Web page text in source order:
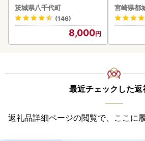
g x 1袋 白米 茨城県 八千代
町
茨城県八千代町
(146)
8,000
kg-
宮崎県都
最近チェックした返
返礼品詳細ページの閲覧で、ここに